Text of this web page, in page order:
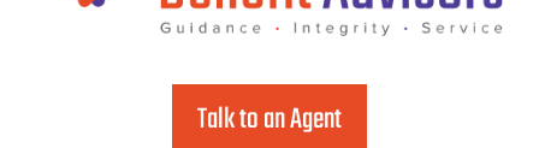
Talk to an Agent